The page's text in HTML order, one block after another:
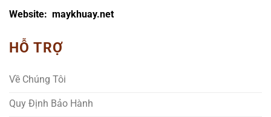
Website: maykhuay.net
HỖ TRỢ
Về Chúng Tôi
Quy Định Bảo Hành